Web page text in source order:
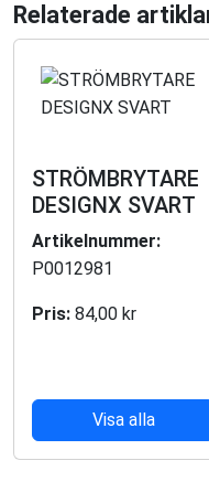
Relaterade
STRÖMBRYTARE
DESIGNX SVART
Artikelnummer:
P0012981
Pris: 84,00 kr
Visa alla